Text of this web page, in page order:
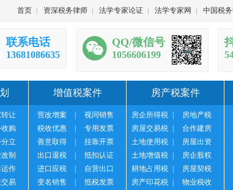
首页 资深税务律师 法学专家论证 法学专家网 中国税
联系电话
13681086635
QQ/微信号
1056606199
让
购
立
制
作
易
增值税案件
营改增案
视同销售
税收优惠
专用发票
善意取得
挂靠开票
出口退税
抵扣认证
进口应税
自营出口
变名销售
抵税发票
房产税案件
房企所得税
房地产税
房屋交易税
合作建房
土地使用税
房屋出资
土地增值税
房企股权
耕地占用税
房屋契税
房产印花税
物业税收